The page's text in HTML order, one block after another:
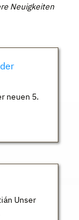
Neuigkeiten
neuen 5.
Unser